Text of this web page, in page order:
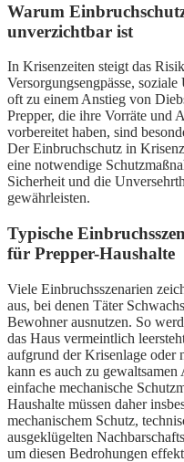
Warum
unverzichtbar ist
In Krisenzeiten steigt das
Versorgungsengpässe,
oft zu einem Anstieg von
Prepper, die ihre Vorräte und
vorbereitet haben, sind
Der Einbruchschutz in
eine notwendige
Sicherheit und die
gewährleisten.
Typische
für Prepper-Haushalte
Viele Einbruchsszenarien
aus, bei denen Täter
Bewohner ausnutzen. So
das Haus vermeintlich
aufgrund der Krisenlage oder
kann es auch zu
einfache mechanische
Haushalte müssen daher
mechanischem Schutz,
ausgeklügelten
um diesen Bedrohungen